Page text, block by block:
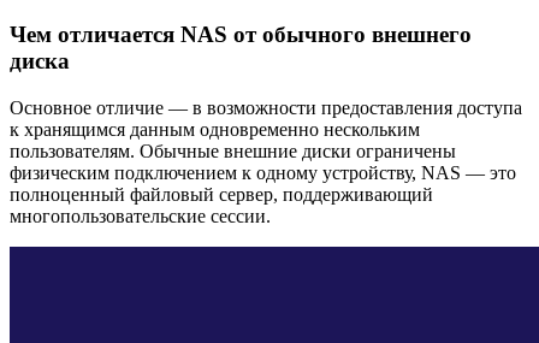
Чем отличается NAS от обычного внешнего
диска
Основное отличие — в возможности предоставления доступа
к хранящимся данным одновременно нескольким
пользователям. Обычные внешние диски ограничены
физическим подключением к одному устройству, NAS — это
полноценный файловый сервер, поддерживающий
многопользовательские сессии.